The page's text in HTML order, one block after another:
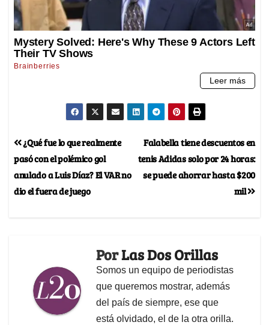
Falabella tiene descuentos en
tenis Adidas solo por 24 horas:
se puede ahorrar hasta $200
mil
¿Qué fue lo que realmente
pasó con el polémico gol
anulado a Luis Díaz? El VAR no
dio el fuera de juego
PorLas Dos Orillas
Somos un equipo de periodistas
que queremos mostrar, además
del país de siempre, ese que
está olvidado, el de la otra orilla.